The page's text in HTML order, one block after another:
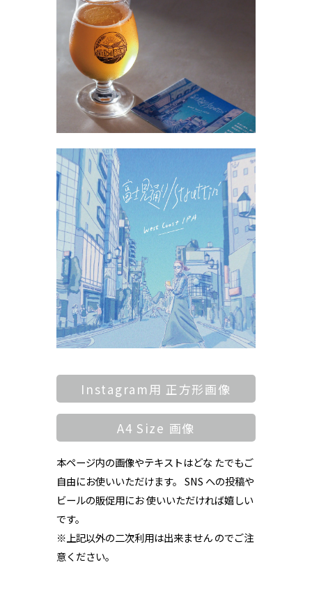
Instagram用 正方形画像
A4 Size 画像
本ページ内の画像やテキストはどな たでもご
自由にお使いいただけます。 SNS への投稿や
ビールの販促用にお 使いいただければ嬉しい
です。
※上記以外の二次利用は出来ません のでご注
意ください。